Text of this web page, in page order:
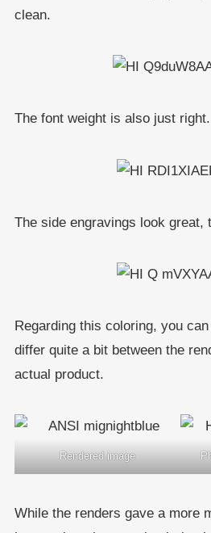
clean.
The font weight is also just right.
The side engravings look great,
Regarding this coloring, you
differ quite a bit between the
actual product.
Rendered image
While the renders gave a more